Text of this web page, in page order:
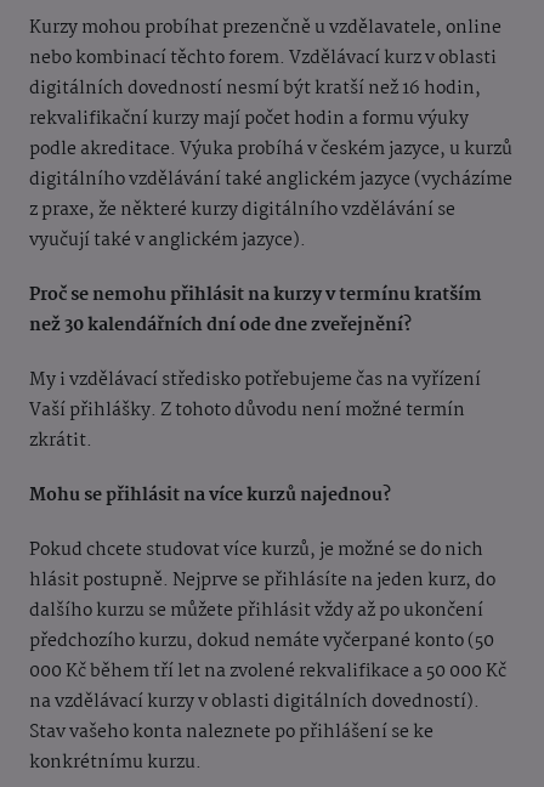
Kurzy mohou probíhat prezenčně u vzdělavatele, online
nebo kombinací těchto forem. Vzdělávací kurz v oblasti
digitálních dovedností nesmí být kratší než 16 hodin,
rekvalifikační kurzy mají počet hodin a formu výuky
podle akreditace. Výuka probíhá v českém jazyce, u kurzů
digitálního vzdělávání také anglickém jazyce (vycházíme
z praxe, že některé kurzy digitálního vzdělávání se
vyučují také v anglickém jazyce).
Proč se nemohu přihlásit na kurzy v termínu kratším
než 30 kalendářních dní ode dne zveřejnění?
My i vzdělávací středisko potřebujeme čas na vyřízení
Vaší přihlášky. Z tohoto důvodu není možné termín
zkrátit.
Mohu se přihlásit na více kurzů najednou?
Pokud chcete studovat více kurzů, je možné se do nich
hlásit postupně. Nejprve se přihlásíte na jeden kurz, do
dalšího kurzu se můžete přihlásit vždy až po ukončení
předchozího kurzu, dokud nemáte vyčerpané konto (50
000 Kč během tří let na zvolené rekvalifikace a 50 000 Kč
na vzdělávací kurzy v oblasti digitálních dovedností).
Stav vašeho konta naleznete po přihlášení se ke
konkrétnímu kurzu.